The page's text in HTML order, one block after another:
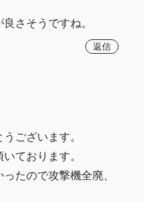
さそうですね。
返信
ございます。
ております。
たので攻撃機全廃、